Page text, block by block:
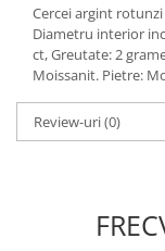
Cercei argint
Diametru interior
ct, Greutate: 2
Moissanit. Pietre:
Review-uri(0)